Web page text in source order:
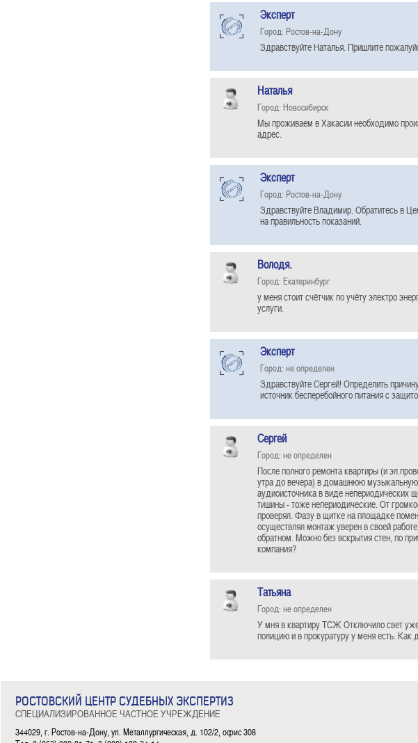
Эксперт
Город: Ростов-на-Дону
Здравствуйте Наталья. Пришлите
Наталья
Город: Новосибирск
Мы проживаем в Хакасии необходимо
адрес.
Эксперт
Город: Ростов-на-Дону
Здравствуйте Владимир. Обратитесь в
на правильность показаний.
Володя.
Город: Екатеринбург
у меня стоит счётчик по учёту электро
услуги.
Эксперт
Город: не определен
Здравствуйте Сергей! Определить
источник бесперебойного питания с
Сергей
Город: не определен
После полного ремонта квартиры (и
утра до вечера) в домашнюю музыкальную
аудиоисточника в виде непериодических
тишины - тоже непериодические. От
проверял. Фазу в щитке на площадке
осуществлял монтаж уверен в своей
обратном. Можно без вскрытия стен, по
компания?
Татьяна
Город: не определен
У мня в квартиру ТСЖ Отключило свет уже
полицию и в прокуратуру у меня есть. Как
РОСТОВСКИЙ ЦЕНТР СУДЕБНЫХ ЭКСПЕРТИЗ
СПЕЦИАЛИЗИРОВАННОЕ ЧАСТНОЕ УЧРЕЖДЕНИЕ
344029, г. Ростов-на-Дону, ул. Металлургическая, д. 102/2, офис 308